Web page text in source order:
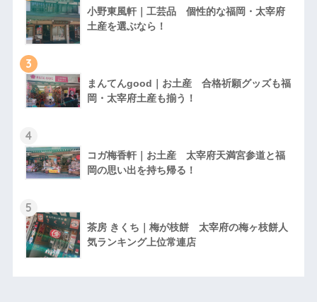
小野東風軒｜工芸品 個性的な福岡・太宰府
土産を選ぶなら！
3
まんてんgood｜お土産 合格祈願グッズも福
岡・太宰府土産も揃う！
4
コガ梅香軒｜お土産 太宰府天満宮参道と福
岡の思い出を持ち帰る！
5
茶房 きくち｜梅が枝餅 太宰府の梅ヶ枝餅人
気ランキング上位常連店